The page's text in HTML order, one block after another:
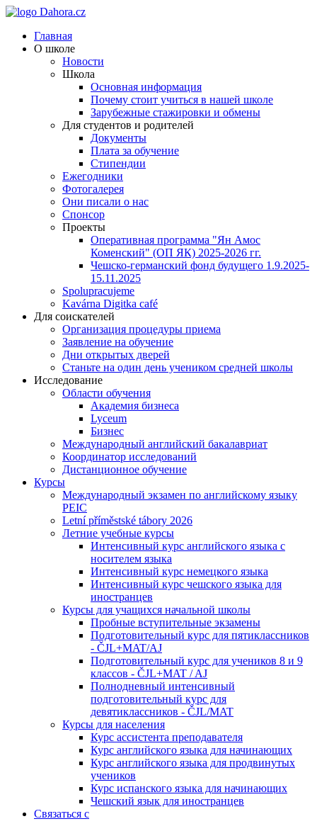
Главная
О школе
Новости
Школа
Основная информация
Почему стоит учиться в нашей школе
Зарубежные стажировки и обмены
Для студентов и родителей
Документы
Плата за обучение
Стипендии
Ежегодники
Фотогалерея
Они писали о нас
Спонсор
Проекты
Оперативная программа "Ян Амос
Коменский" (ОП ЯК) 2025-2026 гг.
Чешско-германский фонд будущего 1.9.2025-
15.11.2025
Spolupracujeme
Kavárna Digitka café
Для соискателей
Организация процедуры приема
Заявление на обучение
Дни открытых дверей
Станьте на один день учеником средней школы
Исследование
Области обучения
Академия бизнеса
Lyceum
Бизнес
Международный английский бакалавриат
Координатор исследований
Дистанционное обучение
Курсы
Международный экзамен по английскому языку
PEIC
Letní příměstské tábory 2026
Летние учебные курсы
Интенсивный курс английского языка с
носителем языка
Интенсивный курс немецкого языка
Интенсивный курс чешского языка для
иностранцев
Курсы для учащихся начальной школы
Пробные вступительные экзамены
Подготовительный курс для пятиклассников
- ČJL+MAT/AJ
Подготовительный курс для учеников 8 и 9
классов - ČJL+MAT / AJ
Полнодневный интенсивный
подготовительный курс для
девятиклассников - ČJL/MAT
Курсы для населения
Курс ассистента преподавателя
Курс английского языка для начинающих
Курс английского языка для продвинутых
учеников
Курс испанского языка для начинающих
Чешский язык для иностранцев
Связаться с